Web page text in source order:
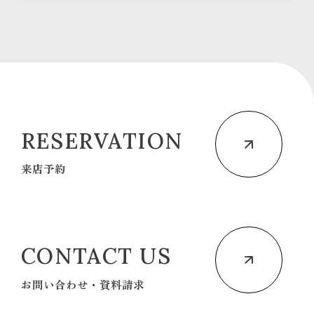
RESERVATION
来店予約
CONTACT US
お問い合わせ・資料請求